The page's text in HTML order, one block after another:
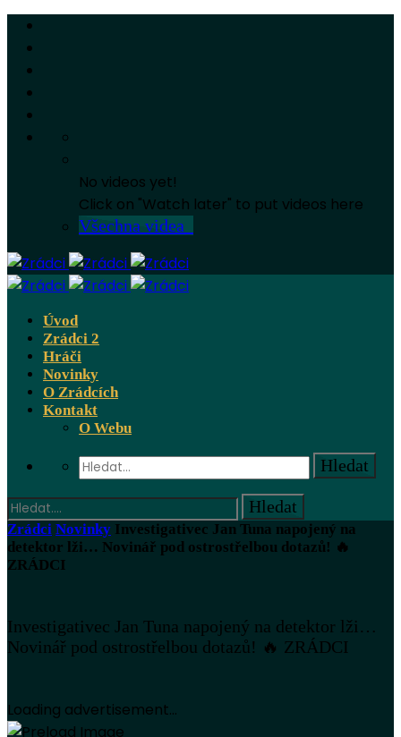
No videos yet!
Click on "Watch later" to put videos here
Všechna videa
Úvod
Zrádci 2
Hráči
Novinky
O Zrádcích
Kontakt
O Webu
Zrádci Novinky Investigativec Jan Tuna napojený na
detektor lži… Novinář pod ostrostřelbou dotazů! 🔥
ZRÁDCI
Investigativec Jan Tuna napojený na detektor lži…
Novinář pod ostrostřelbou dotazů! 🔥 ZRÁDCI
Loading advertisement...